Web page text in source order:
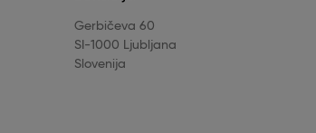
Gerbičeva 60
SI-1000 Ljubljana
Slovenija